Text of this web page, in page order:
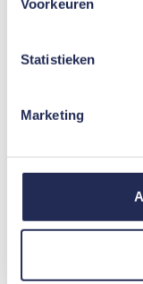
Voorkeuren
Statistieken
Marketing